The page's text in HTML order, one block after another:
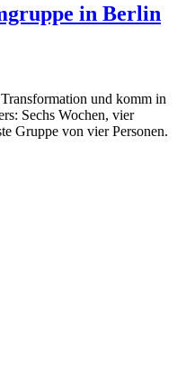
in Berlin
und komm in
Sechs Wochen, vier
Gruppe von vier Personen.